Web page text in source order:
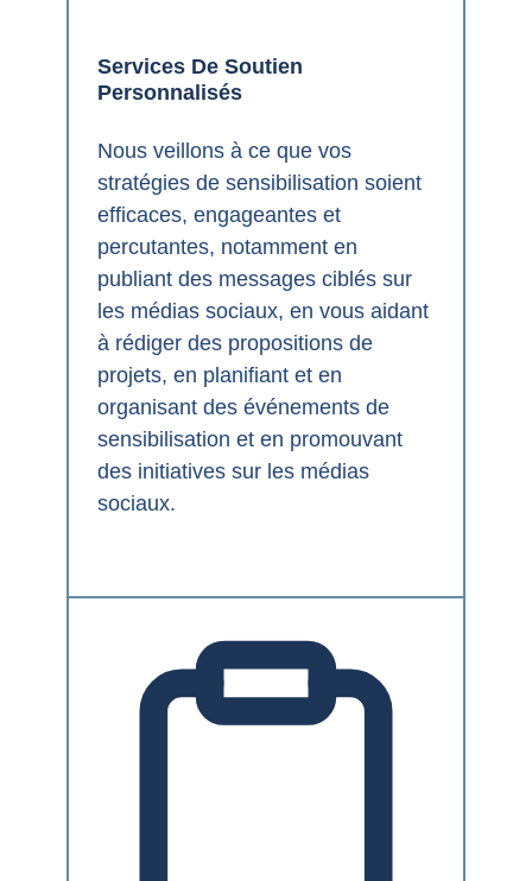
Services De Soutien
Personnalisés
Nous veillons à ce que vos
stratégies de sensibilisation soient
efficaces, engageantes et
percutantes, notamment en
publiant des messages ciblés sur
les médias sociaux, en vous aidant
à rédiger des propositions de
projets, en planifiant et en
organisant des événements de
sensibilisation et en promouvant
des initiatives sur les médias
sociaux.